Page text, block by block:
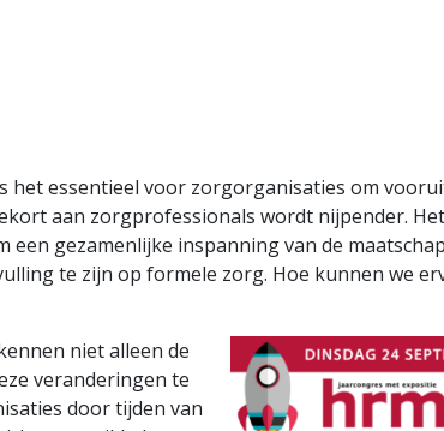
essentieel voor zorgorganisaties om
aan zorgprofessionals wordt nijpender.
gezamenlijke inspanning van de
te zijn op formele zorg. Hoe kunnen we
niet alleen de
veranderingen te
door tijden van